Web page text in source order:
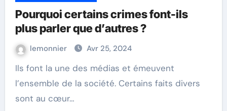
Pourquoi certains crimes font-ils
plus parler que d’autres ?
lemonnier Avr 25, 2024
Ils font la une des médias et émeuvent
l’ensemble de la société. Certains faits divers
sont au cœur…